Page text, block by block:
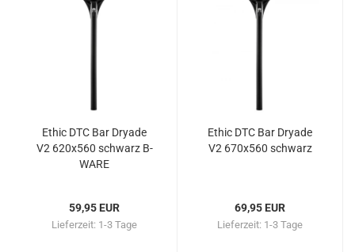
Ethic DTC Bar Dryade
V2 620x560 schwarz B-
WARE
59,95 EUR
Lieferzeit: 1-3 Tage
Ethic DTC Bar Dryade
V2 670x560 schwarz
69,95 EUR
Lieferzeit: 1-3 Tage